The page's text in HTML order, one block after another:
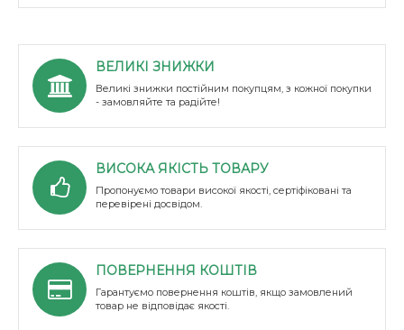
ВЕЛИКІ ЗНИЖКИ
Великі знижки постійним покупцям, з кожної покупки
- замовляйте та радійте!
ВИСОКА ЯКІСТЬ ТОВАРУ
Пропонуємо товари високої якості, сертіфіковані та
перевірені досвідом.
ПОВЕРНЕННЯ КОШТІВ
Гарантуємо повернення коштів, якщо замовлений
товар не відповідає якості.